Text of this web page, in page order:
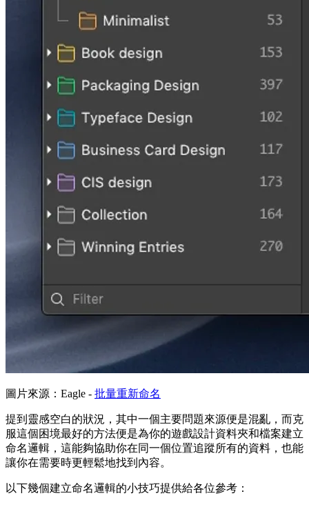
圖片來源：Eagle - 批量重新命名
提到靈感空白的狀況，其中一個主要問題來源便是混亂，而克
服這個困境最好的方法便是為你的遊戲設計資料夾和檔案建立
命名邏輯，這能夠協助你在同一個位置追蹤所有的資料，也能
讓你在需要時更輕鬆地找到內容。
以下幾個建立命名邏輯的小技巧提供給各位參考：